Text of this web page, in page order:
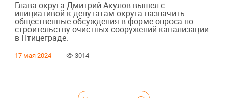
Глава округа Дмитрий Акулов вышел с
инициативой к депутатам округа назначить
общественные обсуждения в форме опроса по
строительству очистных сооружений канализации
в Птицеграде.
17 мая 2024 3014